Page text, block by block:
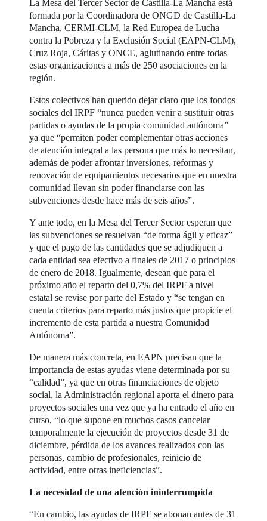
La Mesa del Tercer Sector de Castilla-La Mancha está
formada por la Coordinadora de ONGD de Castilla-La
Mancha, CERMI-CLM, la Red Europea de Lucha
contra la Pobreza y la Exclusión Social (EAPN-CLM),
Cruz Roja, Cáritas y ONCE, aglutinando entre todas
estas organizaciones a más de 250 asociaciones en la
región.
Estos colectivos han querido dejar claro que los fondos
sociales del IRPF “nunca pueden venir a sustituir otras
partidas o ayudas de la propia comunidad autónoma”
ya que “permiten poder complementar otras acciones
de atención integral a las persona que más lo necesitan,
además de poder afrontar inversiones, reformas y
renovación de equipamientos necesarios que en nuestra
comunidad llevan sin poder financiarse con las
subvenciones desde hace más de seis años”.
Y ante todo, en la Mesa del Tercer Sector esperan que
las subvenciones se resuelvan “de forma ágil y eficaz”
y que el pago de las cantidades que se adjudiquen a
cada entidad sea efectivo a finales de 2017 o principios
de enero de 2018. Igualmente, desean que para el
próximo año el reparto del 0,7% del IRPF a nivel
estatal se revise por parte del Estado y “se tengan en
cuenta criterios para reparto más justos que propicie el
incremento de esta partida a nuestra Comunidad
Autónoma”.
De manera más concreta, en EAPN precisan que la
importancia de estas ayudas viene determinada por su
“calidad”, ya que en otras financiaciones de objeto
social, la Administración regional aporta el dinero para
proyectos sociales una vez que ya ha entrado el año en
curso, “lo que supone en muchos casos cancelar
temporalmente la ejecución de proyectos desde 31 de
diciembre, pérdida de los avances realizados con las
personas, cambio de profesionales, reinicio de
actividad, entre otras ineficiencias”.
La necesidad de una atención ininterrumpida
“En cambio, las ayudas de IRPF se abonan antes de 31